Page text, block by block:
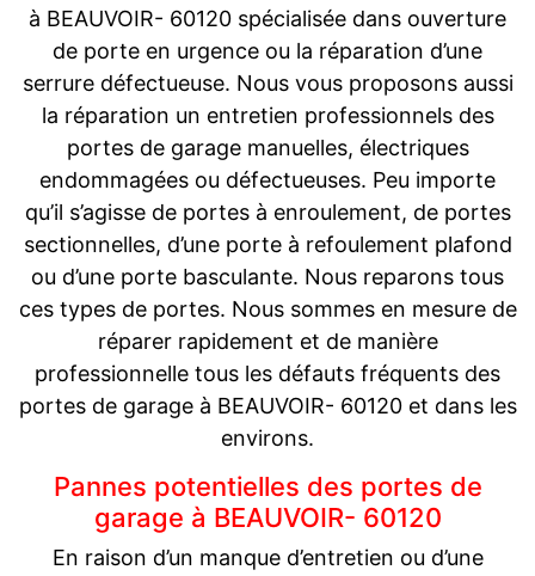
à BEAUVOIR- 60120 spécialisée dans ouverture
de porte en urgence ou la réparation d’une
serrure défectueuse. Nous vous proposons aussi
la réparation un entretien professionnels des
portes de garage manuelles, électriques
endommagées ou défectueuses. Peu importe
qu’il s’agisse de portes à enroulement, de portes
sectionnelles, d’une porte à refoulement plafond
ou d’une porte basculante. Nous reparons tous
ces types de portes. Nous sommes en mesure de
réparer rapidement et de manière
professionnelle tous les défauts fréquents des
portes de garage à BEAUVOIR- 60120 et dans les
environs.
Pannes potentielles des portes de
garage à BEAUVOIR- 60120
En raison d’un manque d’entretien ou d’une